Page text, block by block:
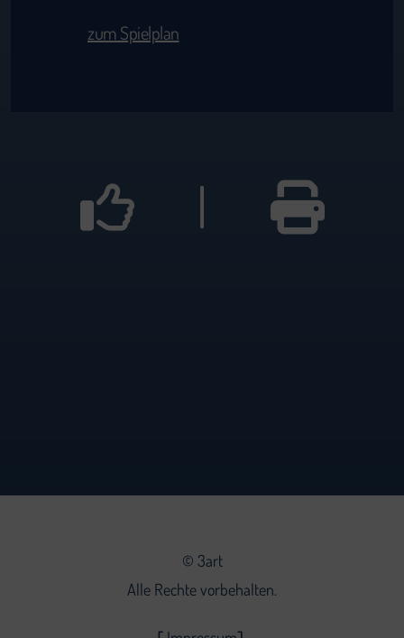
zum Spielplan
|
© 3art
Alle Rechte vorbehalten.